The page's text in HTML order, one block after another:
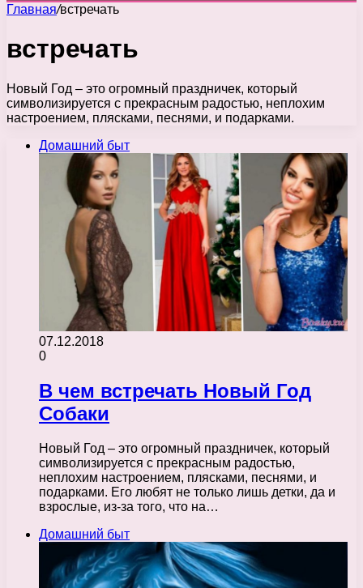
Главная/встречать
встречать
Новый Год – это огромный праздничек, который
символизируется с прекрасным радостью, неплохим
настроением, плясками, песнями, и подарками.
Домашний быт
07.12.2018
0
В чем встречать Новый Год
Собаки
Новый Год – это огромный праздничек, который
символизируется с прекрасным радостью,
неплохим настроением, плясками, песнями, и
подарками. Его любят не только лишь детки, да и
взрослые, из-за того, что на…
Домашний быт